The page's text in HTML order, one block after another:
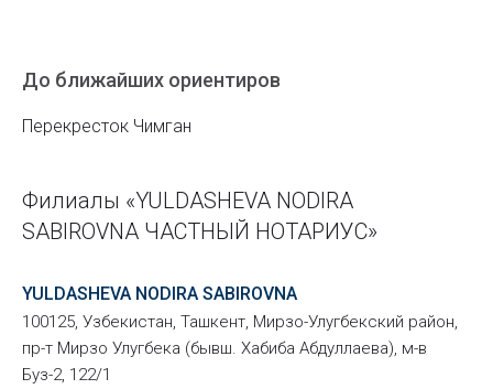
До ближайших ориентиров
Перекресток Чимган
Филиалы «YULDASHEVA NODIRA
SABIROVNA ЧАСТНЫЙ НОТАРИУС»
YULDASHEVA NODIRA SABIROVNA
100125, Узбекистан, Ташкент, Мирзо-Улугбекский район,
пр-т Мирзо Улугбека (бывш. Хабиба Абдуллаева), м-в
Буз-2, 122/1